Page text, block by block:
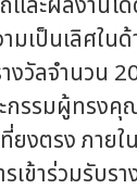
มเป็นเลิศใน
งวัลจำนวน
กรรมผู้ทรงคุ
ยงตรง ภาย
เข้าร่วมรับร